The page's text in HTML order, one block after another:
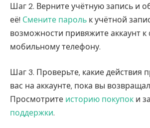
Шаг 2. Верните учётную запись и
её! Смените пароль к учётной
возможности привяжите аккаунт к
мобильному телефону.
Шаг 3. Проверьте, какие действия
вас на аккаунте, пока вы
Просмотрите историю покупок и
поддержки.